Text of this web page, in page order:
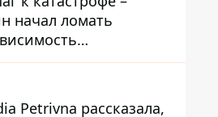
начал ломать
Центробанка,
снизить базовую
Petrivna рассказала,